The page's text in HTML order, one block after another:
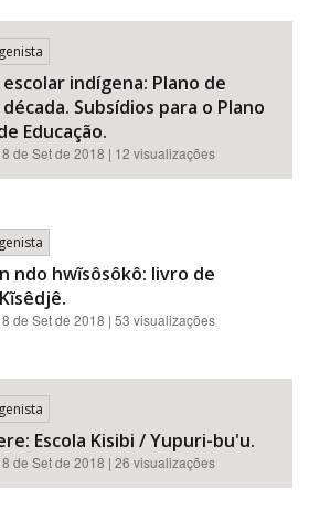
escolar indígena: Plano de
Subsídios para o Plano
Educação.
de Set de 2018 | 12 visualizações
ndo hwĩsôsôkô: livro de
de Set de 2018 | 53 visualizações
Escola Kisibi / Yupuri-bu'u.
de Set de 2018 | 26 visualizações